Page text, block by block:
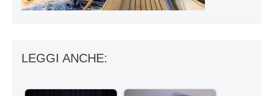
LEGGI ANCHE: